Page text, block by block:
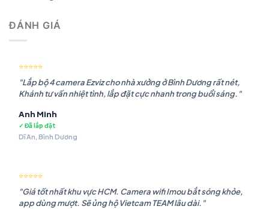
ĐÁNH GIÁ
⭐⭐⭐⭐⭐
"Lắp bộ 4 camera Ezviz cho nhà xưởng ở Bình Dương rất nét,
Khánh tư vấn nhiệt tình, lắp đặt cực nhanh trong buổi sáng."
Anh Minh
✓ Đã lắp đặt
Dĩ An, Bình Dương
⭐⭐⭐⭐⭐
"Giá tốt nhất khu vực HCM. Camera wifi Imou bắt sóng khỏe,
app dùng mượt. Sẽ ủng hộ Vietcam TEAM lâu dài."